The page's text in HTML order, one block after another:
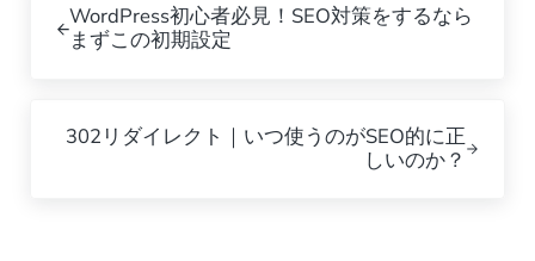
WordPress初心者必見！SEO対策をするなら
まずこの初期設定
302リダイレクト｜いつ使うのがSEO的に正
しいのか？